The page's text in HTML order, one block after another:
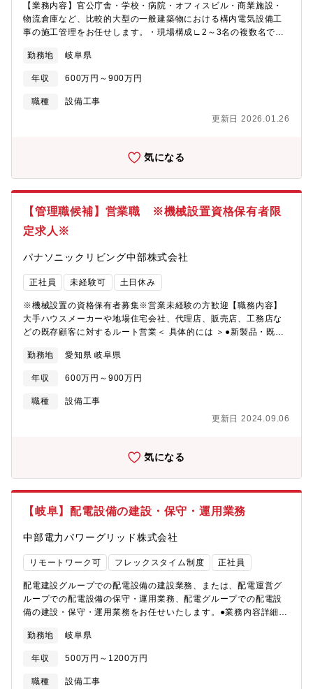
【業務内容】官公庁舎・学校・病院・オフィスビル・商業施設・
物流倉庫など、比較的大型の一般建築物における構内電気設備工
事の施工管理をお任せします。・現場構成∟2～3名の複数名で現
得いただきます・夜勤∟ほとんどございません。一部受注する可
能性もございますが、短期間の工事となります。・出張∟ほとん
どが通勤圏内ですが、案件によっては稀に半年ほどの出張が発生
します。出張が重なるなどはなく、またその際の家賃、帰省手当
代4名・30代11名・20代12名・10代1名各年代広く在籍し、30代
業です。【キャリア】大卒でなければキャリア形成が難しい とい
うことは決してなく、技術 成果が認められれば皆平等に昇格、収
入UPのチャンスがあります。所長クラスで認められれば年収600
万以上を目指すことが可能です（一級資格は不問）【働き方につ
いて】・基本的に現場への直行直帰となります。本社・オフィス
への出社日は月1～2回程度となります。・残業は月平均25時間ほ
どになります。全社で残業時間の削減を目標に効率のいい業務の
暇取得も可能です。【会社の特徴】・創業以来、企画・設計・施
ます・岐阜県ではトップクラスの売上高50億円を誇り、30年間無
成長を続け、売上高は10年前比2倍と順調に事業の成長を遂げてお
ります。・現在は大型案件を中心に受注しており、大学や大規模
商業施設など半世紀以上残る建物に携われます。受注も豊富にあ
ります
勤務地 岐阜県
年収 600万円～900万円
職種
設備工事
更新日 2026.01.26
気になる
【管理職候補】営業職 ※機械設置資格保有者限
定求人※
パナソニックリビング中部株式会社
正社員 未経験可 土日休み
※機械設置の資格保有者募集※営業未経験の方歓迎【職務内容】
大手ハウスメーカーや地場住宅会社、代理店、販売店、工務店な
どの既存顧客に対するルート営業＜ 具体的には ＞●新製品・既存
発注手配 ●納品 ●アフターサービス受付【募集背景】機械
設置資格保有者が社内で不足しており、人材不足を解消するため
の募集。
勤務地 愛知県 岐阜県
年収 600万円～900万円
職種
設備工事
更新日 2024.09.06
気になる
【岐阜】配電設備の建設・保守・運用業務
中部電力パワーグリッド株式会社
リモートワーク可 フレックスタイム制度 正社員
配電建設グループでの配電設備の建設業務、または、配電運営グ
ループでの配電設備の保守・運用業務、配電グループでの配電設
備の建設・保守・運用業務をお任せいたします。●業務内容詳細＜
設備形成の方針を立案・図面化〇配電設備利用のために借用して
いる用地の取得、管理○工事施工会社による工事の管理・検査
等＜配電設備の保守・運用業務＞○膨大な数の配電設備に対する保
守計画立案・管理○配電系統の電圧・電流管理○取引用計器の管理○
勤務地 岐阜県
年収 500万円～1200万円
職種 設備工事